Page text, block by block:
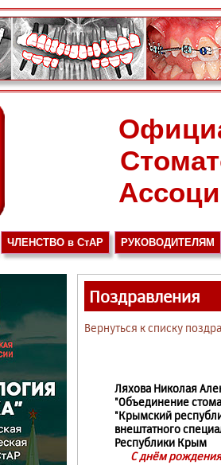
ЧЛЕНСТВО в СтАР РУКОВОДИТЕЛЯМ
Поздравления
Вернуться к списку
Ляхова Николая
"Объединение
"Крымский
внештатного
Республики Крым
С днём